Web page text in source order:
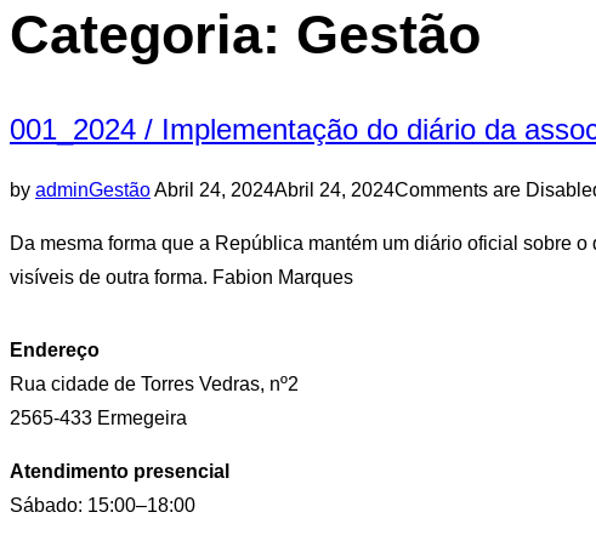
&
Categoria: Gestão
001_2024 / Implementação do diário da
by adminGestãoPosted
Abril 24, 2024Abril 24, 2024Comments are
Da mesma forma que a República mantém um diário oficial sobre
visíveis de outra forma. Fabion Marques
Endereço
Rua cidade de Torres Vedras, nº2
2565-433 Ermegeira
Atendimento presencial
Sábado: 15:00–18:00